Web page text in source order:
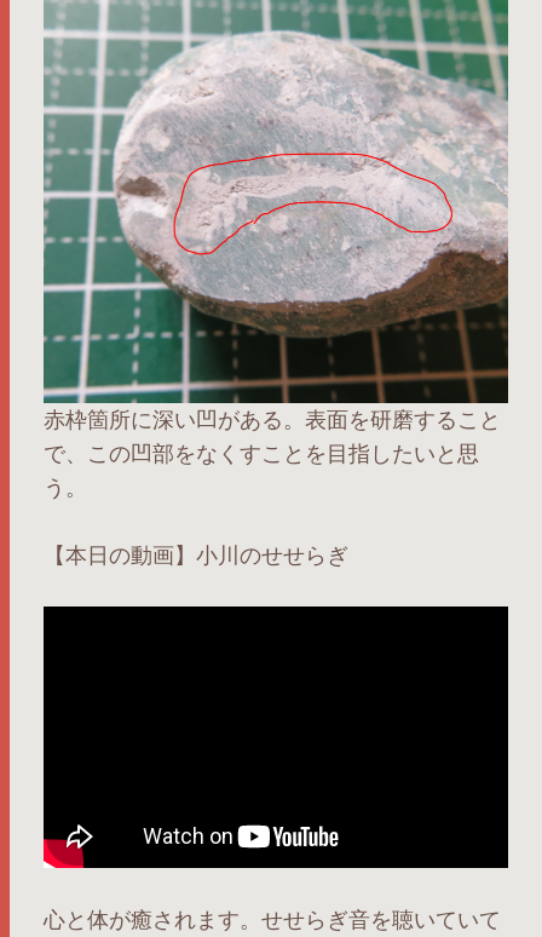
赤枠箇所に深い凹がある。表面を研磨すること
で、この凹部をなくすことを目指したいと思
う。
【本日の動画】小川のせせらぎ
心と体が癒されます。せせらぎ音を聴いていて